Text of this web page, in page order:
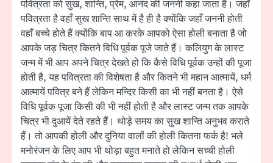
पवित्रता को सुख, शान्ति, प्रेम, आनंद की जननी कहा जाता है। जहाँ
पवित्रता है वहाँ सुख शान्ति साथ में है ही है क्योंकि जहाँ जननी होती
वहाँ बच्चे होते हैं क्योंकि बाप आ करके आपको ऐसा होली बनाता है जो
आपके जड़ चित्र कितने विधि पूर्वक पूजे जाते हैं। कलियुग के लास्ट
जन्म में भी आप अपने चित्र देखते हो कि कैसे विधि पूर्वक उन्हों की पूजा
होती है, यह पवित्रता की विशेषता है और कितने भी महान आत्मायें, धर्म
आत्मायें पवित्र बने हैं लेकिन मन्दिर किसी का भी नहीं बनता है। ऐसे
विधि पूर्वक पूजा किसी की भी नहीं होती है और लास्ट जन्म तक आपके
चित्र भी दुआयें देते रहते हैं। थोड़े समय का सुख शान्ति अनुभव कराते
हैं। तो आपकी होली और दुनिया वालों की होली कितना फर्क है! भले
मनोरंजन के लिए आप भी थोड़ा बहुत मनाते हो लेकिन सच्ची होली